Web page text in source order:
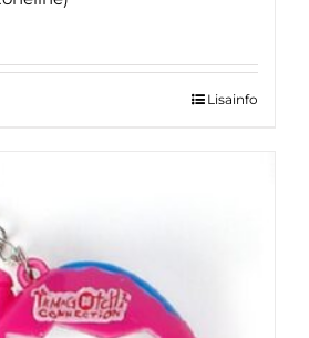
Lisainfo